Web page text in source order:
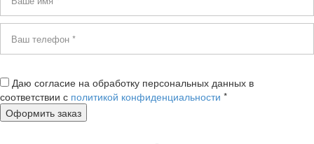
Даю согласие на обработку персональных данных в
соответствии с политикой конфиденциальности *